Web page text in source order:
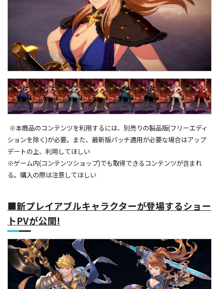
※本商品のコンテンツを利用するには、別売りの製品版(フリーエディ
ションを除く)が必要。また、最新版パッチ適用が必要な場合はアップ
デートの上、利用してほしい
※ゲーム内(コンテンツショップ)でも取得できるコンテンツが含まれ
る。購入の際は注意してほしい
■新プレイアブルキャラクターが登場するショー
トPVが公開!